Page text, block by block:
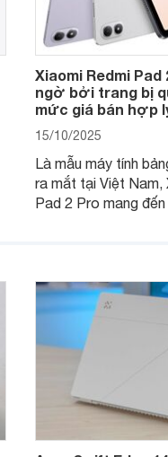
Xiaomi Redmi Pad
ngờ bởi trang bị
mức giá bán hợp
15/10/2025
Là mẫu máy tính
ra mắt tại Việt Nam,
Pad 2 Pro mang